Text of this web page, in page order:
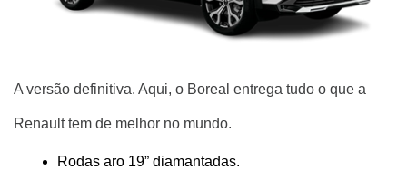
A versão definitiva. Aqui, o Boreal entrega tudo o que a
Renault tem de melhor no mundo.
Rodas aro 19” diamantadas.